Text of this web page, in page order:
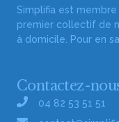
Simplifia est membre
premier collectif de
à domicile. Pour en
Contactez-
04 82 53 51 51